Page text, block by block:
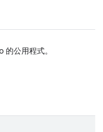
的公用程式。